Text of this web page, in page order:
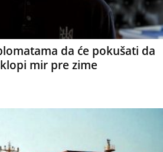
da će pokušati da
mir pre zime